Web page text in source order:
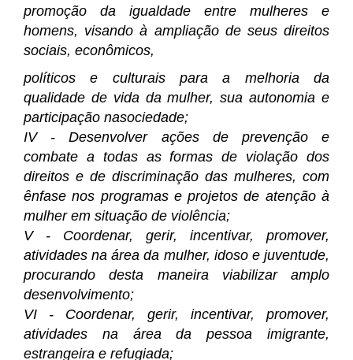
promoção da igualdade entre mulheres e
homens, visando à ampliação de seus direitos
sociais, econômicos,
políticos e culturais para a melhoria da
qualidade de vida da mulher, sua autonomia e
participação nasociedade;
IV - Desenvolver ações de prevenção e
combate a todas as formas de violação dos
direitos e de discriminação das mulheres, com
ênfase nos programas e projetos de atenção à
mulher em situação de violência;
V - Coordenar, gerir, incentivar, promover,
atividades na área da mulher, idoso e juventude,
procurando desta maneira viabilizar amplo
desenvolvimento;
VI - Coordenar, gerir, incentivar, promover,
atividades na área da pessoa imigrante,
estrangeira e refugiada;